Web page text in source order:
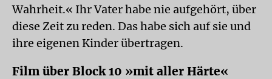
Wahrheit.« Ihr Vater habe nie aufgehört, über
diese Zeit zu reden. Das habe sich auf sie und
ihre eigenen Kinder übertragen.
Film über Block 10 »mit aller Härte«